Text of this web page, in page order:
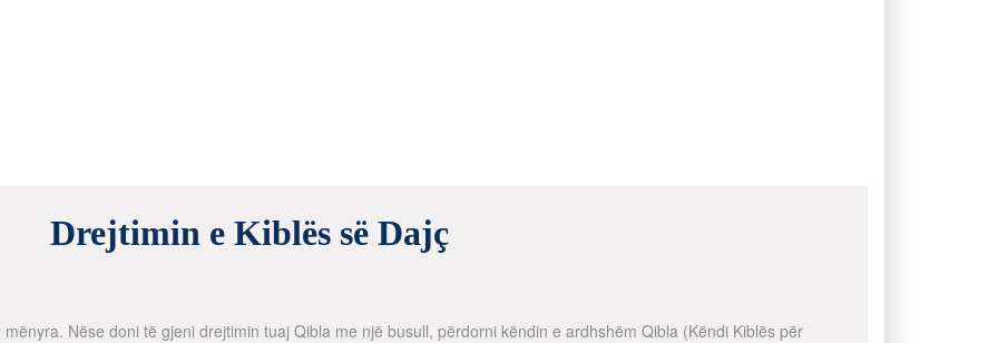
Drejtimin e Kiblës së Dajç
Nëse doni të gjeni drejtimin tuaj Qibla me një busull, përdorni këndin e ardhshëm Qibla (Këndi Kiblës për